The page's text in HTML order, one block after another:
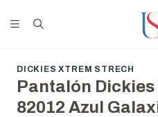
DICKIES XTREM STRECH
Pantalón
82012 Azul